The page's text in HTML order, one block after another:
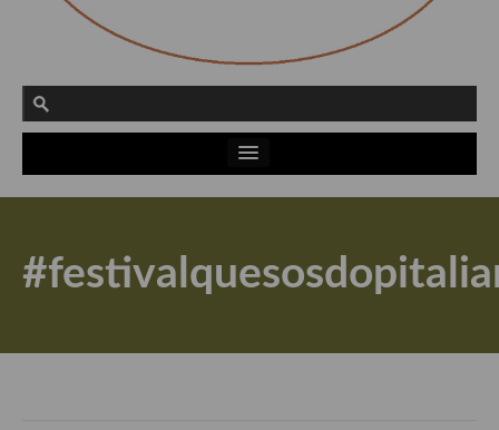
Actualidad y recomendaciones
Apuntes, estudios sobre temas interesantes e importantes